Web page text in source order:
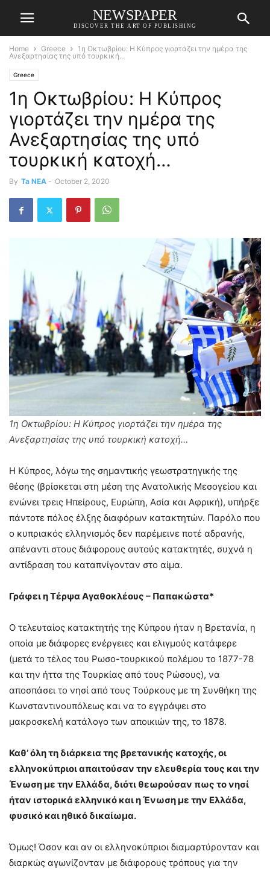
NEWSPAPER
DISCOVER THE ART OF PUBLISHING
Home Greece
1η Οκτωβρίου: Η Κύπρος γιορτάζει την ημέρα της
Ανεξαρτησίας της υπό τουρκική...
Greece
1η Οκτωβρίου: Η Κύπρος
γιορτάζει την ημέρα της
Ανεξαρτησίας της υπό
τουρκική κατοχή…
By Ta NEA - October 2, 2020
1η Οκτωβρίου: Η Κύπρος γιορτάζει την ημέρα της
Ανεξαρτησίας της υπό τουρκική κατοχή…
Η Κύπρος, λόγω της σημαντικής γεωστρατηγικής της
θέσης (βρίσκεται στη μέση της Ανατολικής Μεσογείου και
ενώνει τρεις Ηπείρους, Ευρώπη, Ασία και Αφρική), υπήρξε
πάντοτε πόλος έλξης διαφόρων κατακτητών. Παρόλο που
ο κυπριακός ελληνισμός δεν παρέμεινε ποτέ αδρανής,
απέναντι στους διάφορους αυτούς κατακτητές, συχνά η
αντίδραση του καταπνίγονταν στο αίμα.
Γράφει η Τέρψα Αγαθοκλέους – Παπακώστα*
Ο τελευταίος κατακτητής της Κύπρου ήταν η Βρετανία, η
οποία με διάφορες ενέργειες και ελιγμούς κατάφερε
(μετά το τέλος του Ρωσο-τουρκικού πολέμου το 1877-78
και την ήττα της Τουρκίας από τους Ρώσους), να
αποσπάσει το νησί από τους Τούρκους με τη Συνθήκη της
Κωνσταντινουπόλεως και να το εγγράψει στο
μακροσκελή κατάλογο των αποικιών της, το 1878.
Καθ’ όλη τη διάρκεια της βρετανικής κατοχής, οι
ελληνοκύπριοι απαιτούσαν την ελευθερία τους και την
Ένωση με την Ελλάδα, διότι θεωρούσαν πως το νησί
ήταν ιστορικά ελληνικό και η Ένωση με την Ελλάδα,
φυσικό και ηθικό δικαίωμα.
Όμως! Όσον και αν οι ελληνοκύπριοι διαμαρτύρονταν και
διαρκώς αγωνίζονταν με διάφορους τρόπους για την